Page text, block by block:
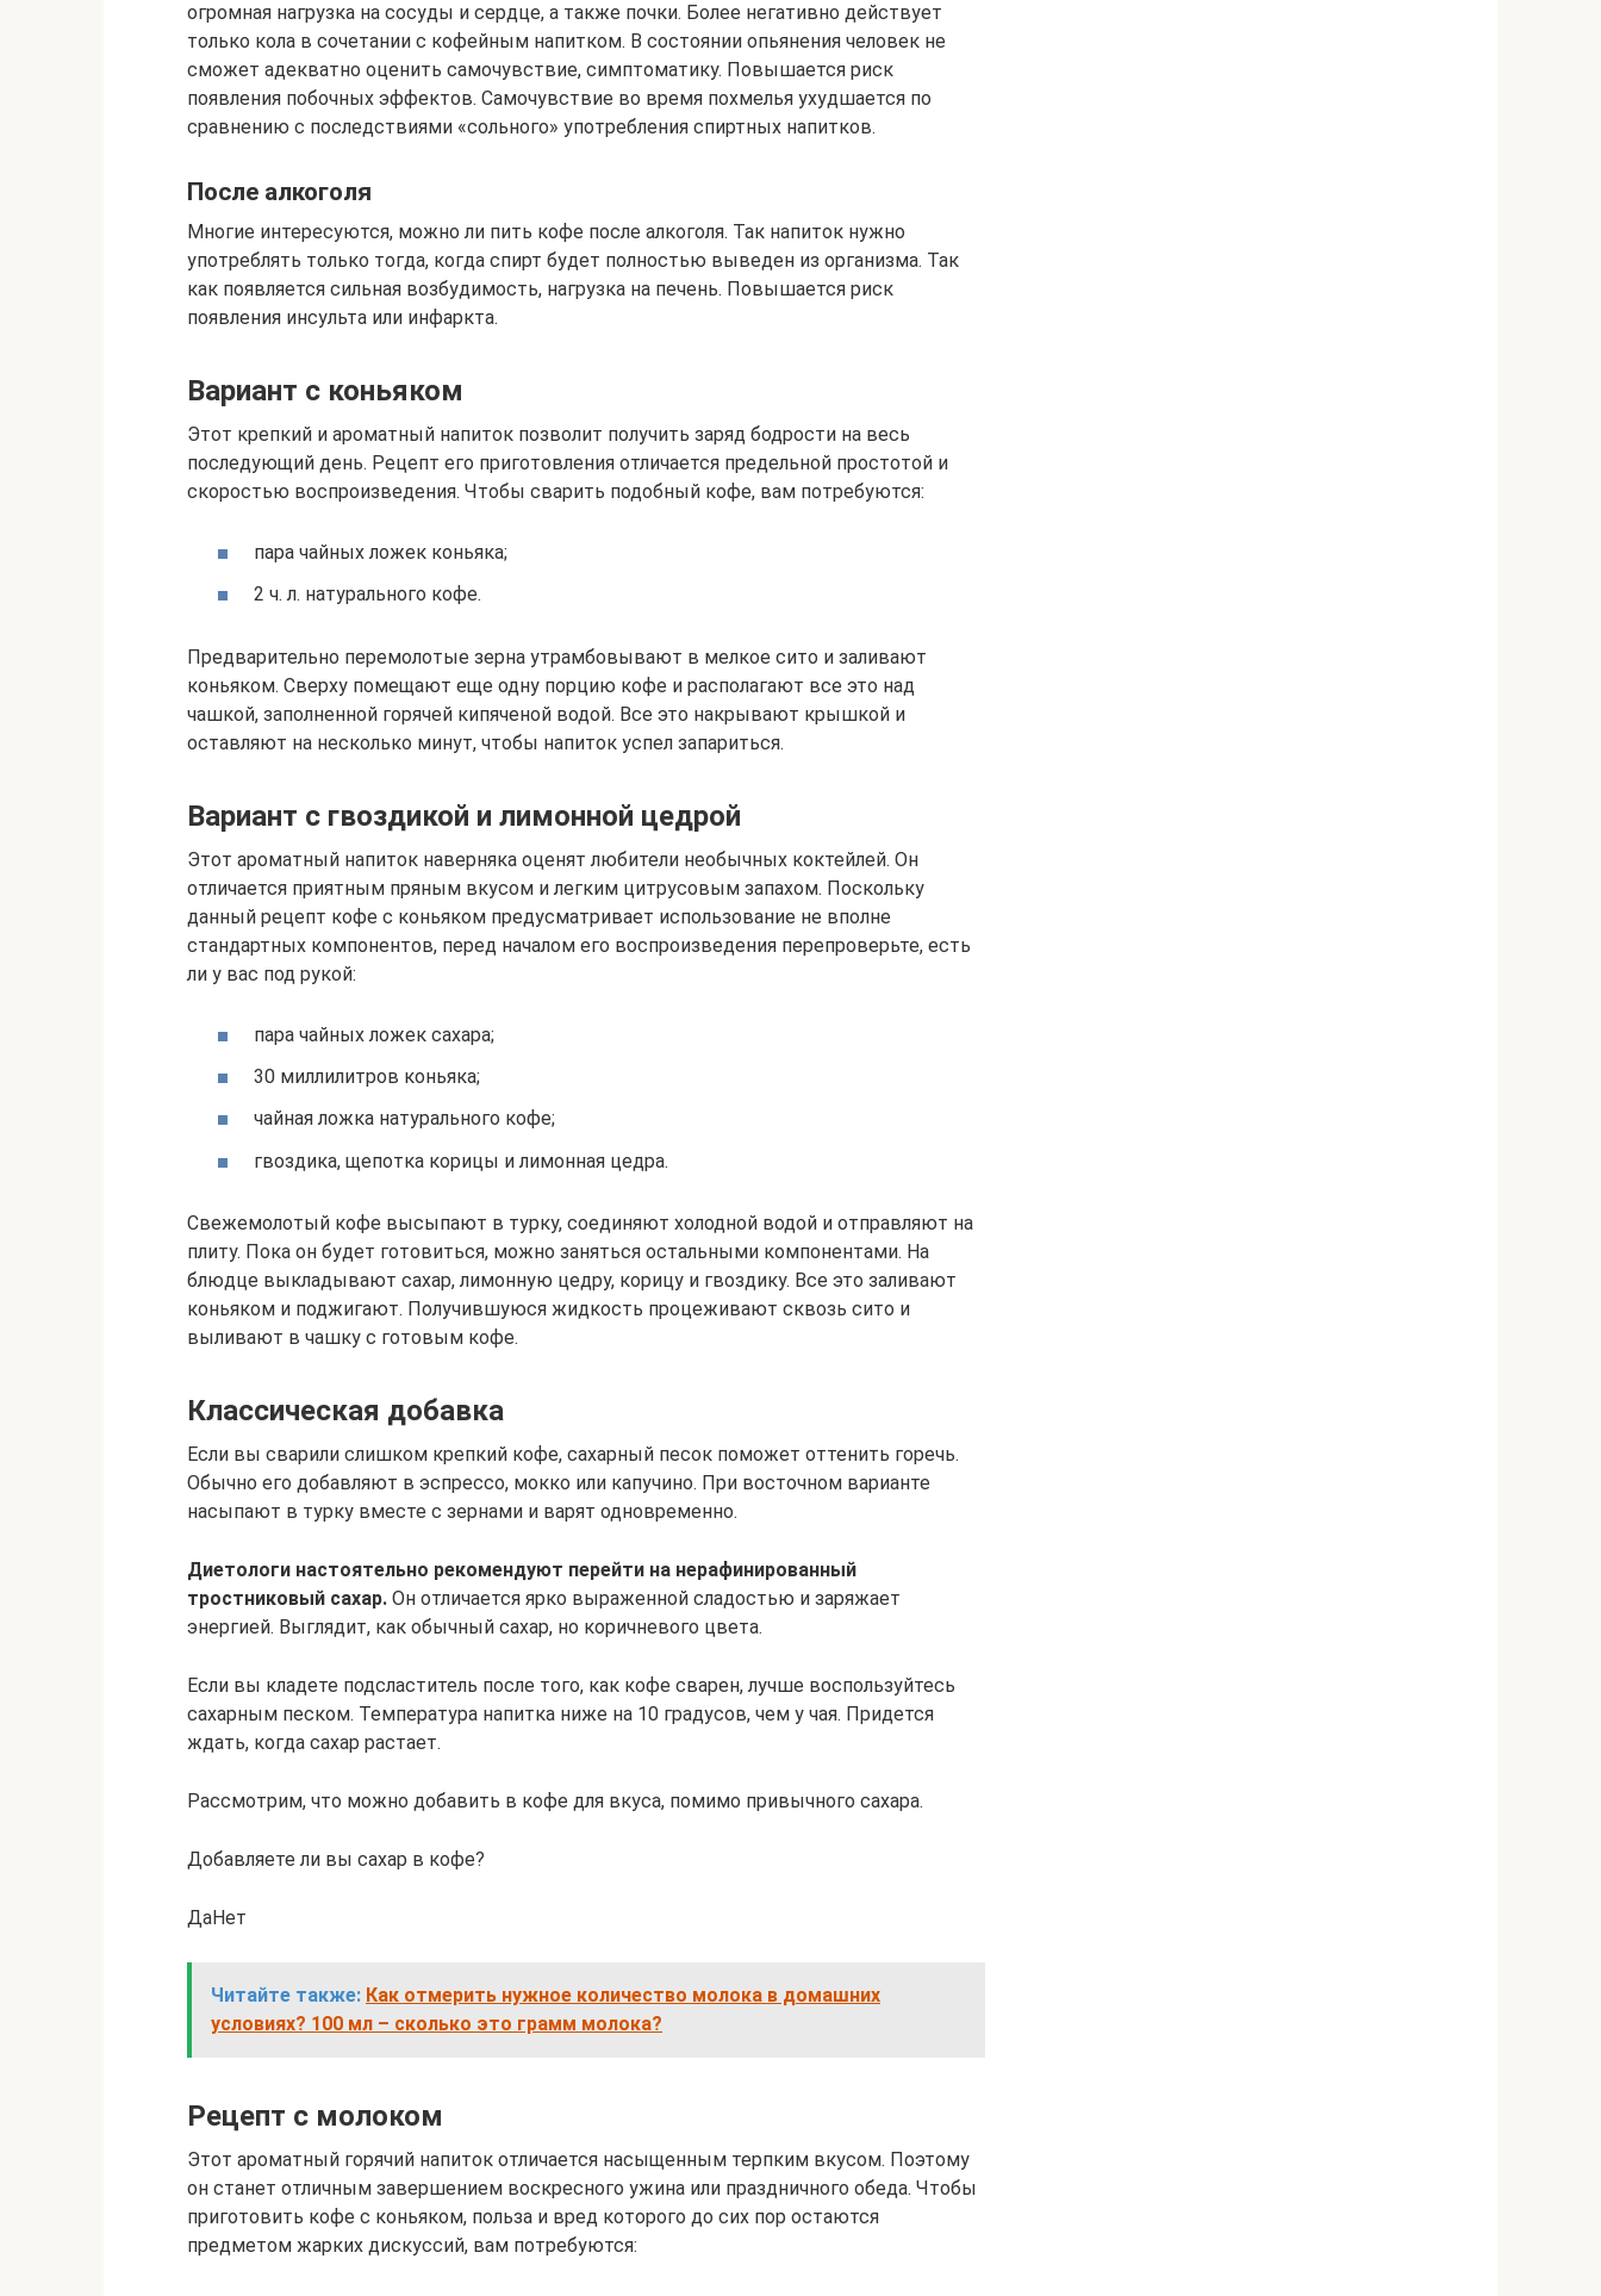
огромная нагрузка на сосуды и сердце, а также почки. Более негативно действует
только кола в сочетании с кофейным напитком. В состоянии опьянения человек не
сможет адекватно оценить самочувствие, симптоматику. Повышается риск
появления побочных эффектов. Самочувствие во время похмелья ухудшается по
сравнению с последствиями «сольного» употребления спиртных напитков.
После алкоголя
Многие интересуются, можно ли пить кофе после алкоголя. Так напиток нужно
употреблять только тогда, когда спирт будет полностью выведен из организма. Так
как появляется сильная возбудимость, нагрузка на печень. Повышается риск
появления инсульта или инфаркта.
Вариант с коньяком
Этот крепкий и ароматный напиток позволит получить заряд бодрости на весь
последующий день. Рецепт его приготовления отличается предельной простотой и
скоростью воспроизведения. Чтобы сварить подобный кофе, вам потребуются:
пара чайных ложек коньяка;
2 ч. л. натурального кофе.
Предварительно перемолотые зерна утрамбовывают в мелкое сито и заливают
коньяком. Сверху помещают еще одну порцию кофе и располагают все это над
чашкой, заполненной горячей кипяченой водой. Все это накрывают крышкой и
оставляют на несколько минут, чтобы напиток успел запариться.
Вариант с гвоздикой и лимонной цедрой
Этот ароматный напиток наверняка оценят любители необычных коктейлей. Он
отличается приятным пряным вкусом и легким цитрусовым запахом. Поскольку
данный рецепт кофе с коньяком предусматривает использование не вполне
стандартных компонентов, перед началом его воспроизведения перепроверьте, есть
ли у вас под рукой:
пара чайных ложек сахара;
30 миллилитров коньяка;
чайная ложка натурального кофе;
гвоздика, щепотка корицы и лимонная цедра.
Свежемолотый кофе высыпают в турку, соединяют холодной водой и отправляют на
плиту. Пока он будет готовиться, можно заняться остальными компонентами. На
блюдце выкладывают сахар, лимонную цедру, корицу и гвоздику. Все это заливают
коньяком и поджигают. Получившуюся жидкость процеживают сквозь сито и
выливают в чашку с готовым кофе.
Классическая добавка
Если вы сварили слишком крепкий кофе, сахарный песок поможет оттенить горечь.
Обычно его добавляют в эспрессо, мокко или капучино. При восточном варианте
насыпают в турку вместе с зернами и варят одновременно.
Диетологи настоятельно рекомендуют перейти на нерафинированный
тростниковый сахар. Он отличается ярко выраженной сладостью и заряжает
энергией. Выглядит, как обычный сахар, но коричневого цвета.
Если вы кладете подсластитель после того, как кофе сварен, лучше воспользуйтесь
сахарным песком. Температура напитка ниже на 10 градусов, чем у чая. Придется
ждать, когда сахар растает.
Рассмотрим, что можно добавить в кофе для вкуса, помимо привычного сахара.
Добавляете ли вы сахар в кофе?
ДаНет
Читайте также: Как отмерить нужное количество молока в домашних
условиях? 100 мл – сколько это грамм молока?
Рецепт с молоком
Этот ароматный горячий напиток отличается насыщенным терпким вкусом. Поэтому
он станет отличным завершением воскресного ужина или праздничного обеда. Чтобы
приготовить кофе с коньяком, польза и вред которого до сих пор остаются
предметом жарких дискуссий, вам потребуются: